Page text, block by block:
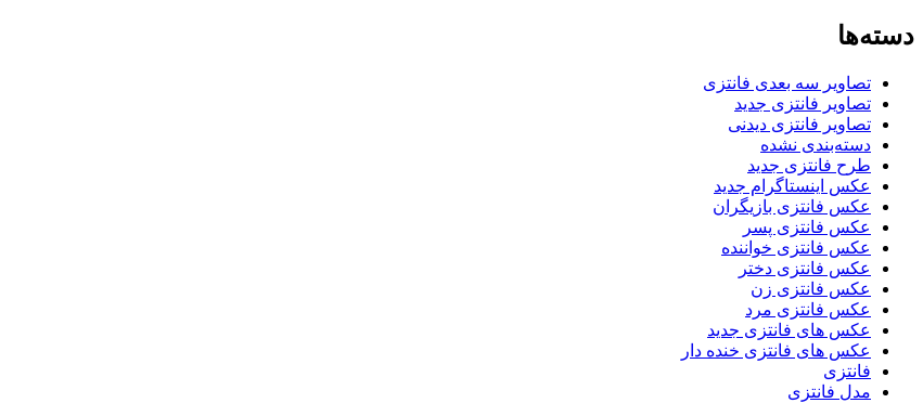
دسته‌ها
تصاویر سه بعدی فانتزی
تصاویر فانتزی جدید
تصاویر فانتزی دیدنی
دسته‌بندی نشده
طرح فانتزی جدید
عکس اینستاگرام جدید
عکس فانتزی بازیگران
عکس فانتزی پسر
عکس فانتزی خواننده
عکس فانتزی دختر
عکس فانتزی زن
عکس فانتزی مرد
عکس های فانتزی جدید
عکس های فانتزی خنده دار
فانتزی
مدل فانتزی